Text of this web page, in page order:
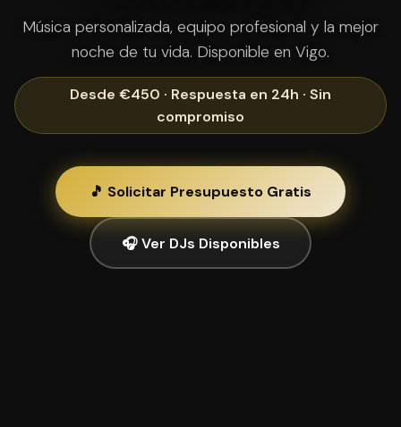
Música personalizada, equipo profesional y la mejor
noche de tu vida. Disponible en Vigo.
Desde €450 · Respuesta en 24h · Sin
compromiso
🎵 Solicitar Presupuesto Gratis
🎧 Ver DJs Disponibles